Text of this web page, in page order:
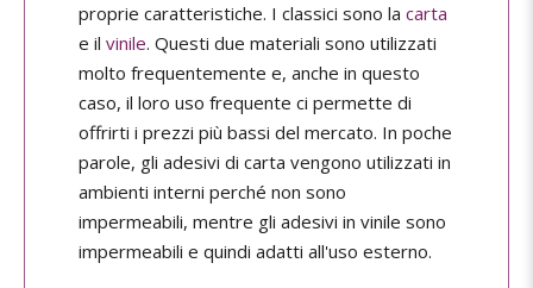
proprie caratteristiche. I classici sono la carta
e il vinile. Questi due materiali sono utilizzati
molto frequentemente e, anche in questo
caso, il loro uso frequente ci permette di
offrirti i prezzi più bassi del mercato. In poche
parole, gli adesivi di carta vengono utilizzati in
ambienti interni perché non sono
impermeabili, mentre gli adesivi in vinile sono
impermeabili e quindi adatti all'uso esterno.